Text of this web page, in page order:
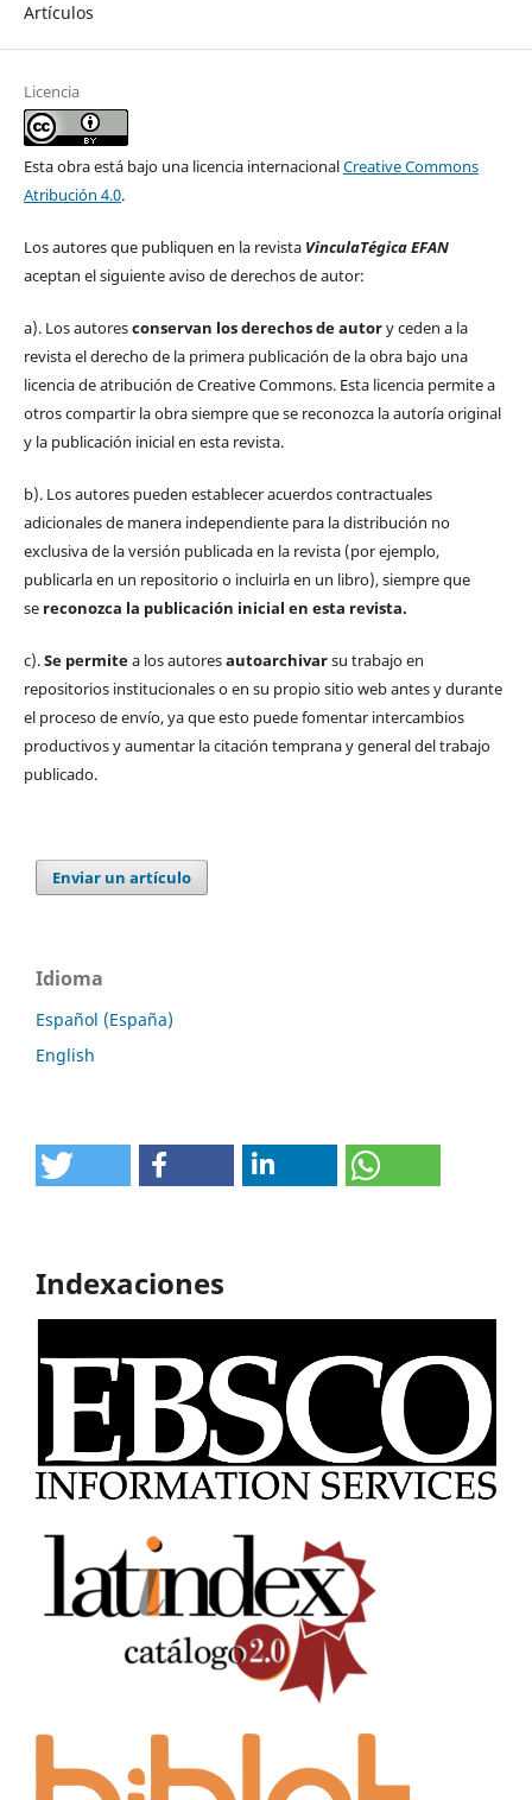
Artículos
Licencia
Esta obra está bajo una licencia internacionalCreative Commons
Atribución 4.0.
Los autores que publiquen en la revista VinculaTégica EFAN
aceptan el siguiente aviso de derechos de autor:
a). Los autoresconservan los derechos de autory ceden a la
revista el derecho de la primera publicación de la obra bajo una
licencia de atribución de Creative Commons. Esta licencia permite a
otros compartir la obra siempre que se reconozca la autoría original
y la publicación inicial en esta revista.
b). Los autores pueden establecer acuerdos contractuales
adicionales de manera independiente para la distribución no
exclusiva de la versión publicada en la revista (por ejemplo,
publicarla en un repositorio o incluirla en un libro), siempre que
sereconozca la publicación inicial en esta revista.
c).Se permitea los autoresautoarchivarsu trabajo en
repositorios institucionales o en su propio sitio web antes y durante
el proceso de envío, ya que esto puede fomentar intercambios
productivos y aumentar la citación temprana y general del trabajo
publicado.
Enviar un artículo
Idioma
Español (España)
English
Indexaciones